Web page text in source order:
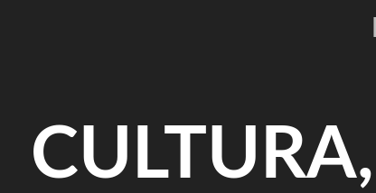
CULTURA,